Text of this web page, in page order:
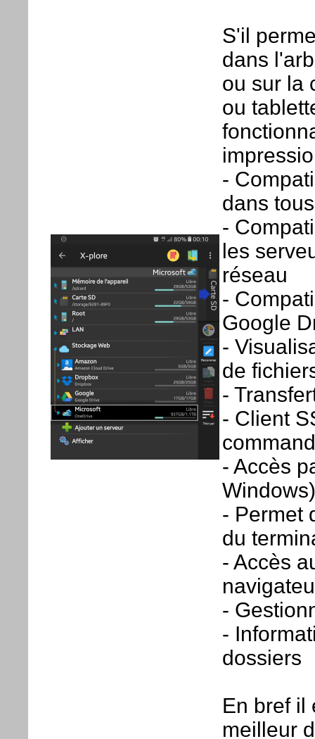
S'il
dans
ou sur la
ou
-
dans
-
les
réseau
-
Google
-
de
-
- Client
- Accès
Windows)
- Permet
du
- Accès
-
-
dossiers
En bref il
meilleur